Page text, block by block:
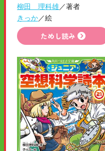
柳田 理科雄／著者
きっか／絵
ためし読み